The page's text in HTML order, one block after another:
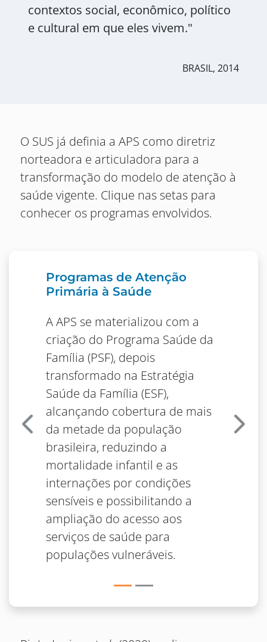
contextos social, econômico, político
e cultural em que eles vivem."
BRASIL, 2014
O SUS já definia a APS como diretriz
norteadora e articuladora para a
transformação do modelo de atenção à
saúde vigente. Clique nas setas para
conhecer os programas envolvidos.
Programas de Atenção
Primária à Saúde
A APS se materializou com a
criação do Programa Saúde da
Família (PSF), depois
transformado na Estratégia
Saúde da Família (ESF),
alcançando cobertura de mais
da metade da população
brasileira, reduzindo a
mortalidade infantil e as
internações por condições
sensíveis e possibilitando a
ampliação do acesso aos
serviços de saúde para
populações vulneráveis.
Anterior